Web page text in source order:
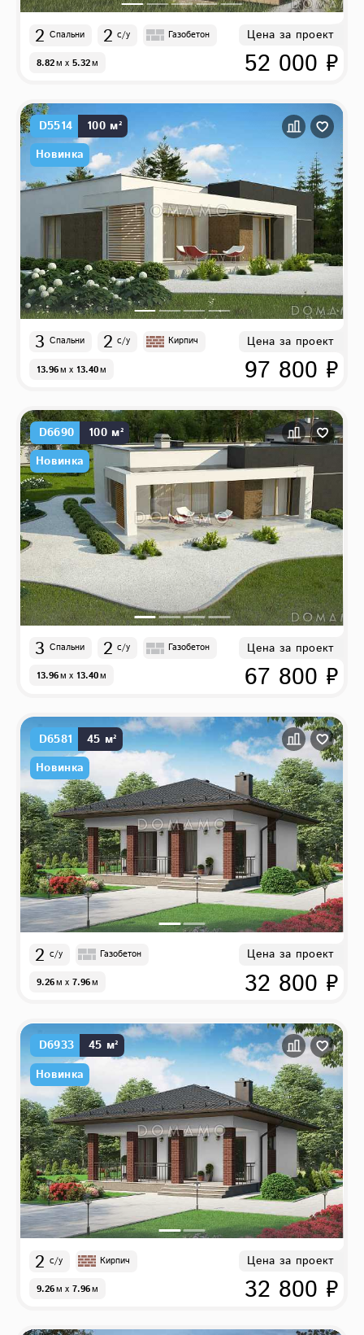
2 Спальни 2 с/у Газобетон
8.82м x 5.32м
Цена за проект
52 000 ₽
D5514
100 м²
Новинка
3 Спальни 2 с/у Кирпич
13.96м x 13.40м
Цена за проект
97 800 ₽
D6690
100 м²
Новинка
3 Спальни 2 с/у Газобетон
13.96м x 13.40м
Цена за проект
67 800 ₽
D6581
45 м²
Новинка
2 с/у Газобетон
9.26м x 7.96м
Цена за проект
32 800 ₽
D6933
45 м²
Новинка
2 с/у Кирпич
9.26м x 7.96м
Цена за проект
32 800 ₽